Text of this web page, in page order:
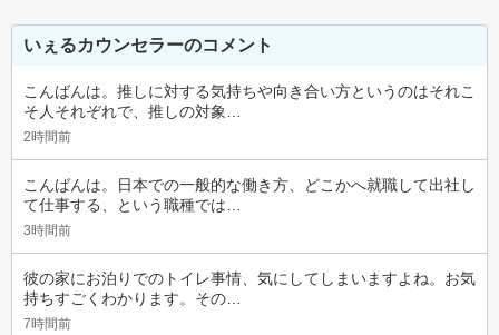
いぇるカウンセラーのコメント
こんばんは。推しに対する気持ちや向き合い方というのはそれこ
そ人それぞれで、推しの対象…
2時間前
こんばんは。日本での一般的な働き方、どこかへ就職して出社し
て仕事する、という職種では…
3時間前
彼の家にお泊りでのトイレ事情、気にしてしまいますよね。お気
持ちすごくわかります。その…
7時間前